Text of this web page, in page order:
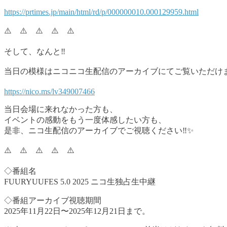
https://prtimes.jp/main/html/rd/p/000000010.000129959.html
⚠️ ⚠️ ⚠️ ⚠️ ⚠️
そして、なんと‼️
当日の模様はニコニコ生配信のアーカイブにてご覧いただけ
https://nico.ms/lv349007466
当日会場に来れなかった方も、
イベントの感動をもう一度体感したい方も、
是非、ニコ生配信のアーカイブでご視聴ください‼️✨
⚠️ ⚠️ ⚠️ ⚠️ ⚠️
◇番組名
FUURYUUFES 5.0 2025 ニコ生独占生中継
◇番組アーカイブ視聴期間
2025年11月22日〜2025年12月21日まで。